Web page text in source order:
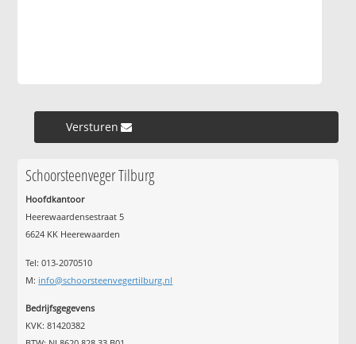
Versturen »
Schoorsteenveger Tilburg
Hoofdkantoor
Heerewaardensestraat 5
6624 KK Heerewaarden
Tel: 013-2070510
M: info@schoorsteenvegertilburg.nl
Bedrijfsgegevens
KVK: 81420382